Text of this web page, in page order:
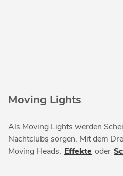
Moving Lights
Als Moving Lights werden
Nachtclubs sorgen. Mit dem
Moving Heads, Effekte oder